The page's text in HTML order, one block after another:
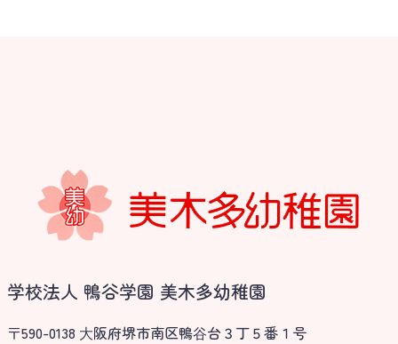
学校法人 鴨谷学園 美木多幼稚園
〒590-0138 ⼤阪府堺市南区鴨⾕台３丁５番１号